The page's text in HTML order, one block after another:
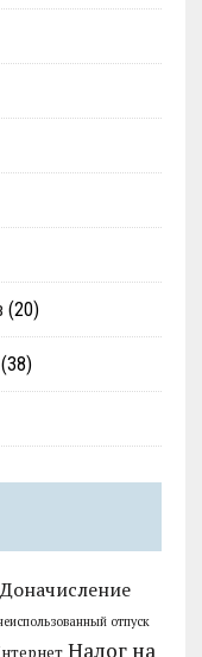
(20)
(38)
Доначисление
отпуск
Налог на